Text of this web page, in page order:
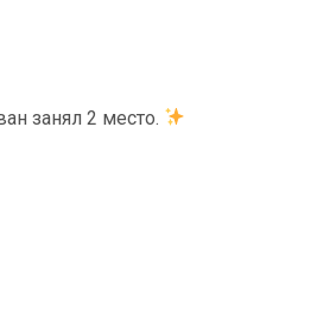
занял 2 место.